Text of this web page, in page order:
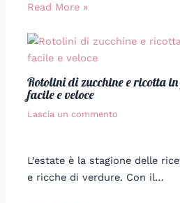
Read More »
Rotolini di zucchine e ricotta
facile e veloce
Lascia un commento
L’estate è la stagione delle
e ricche di verdure. Con il…